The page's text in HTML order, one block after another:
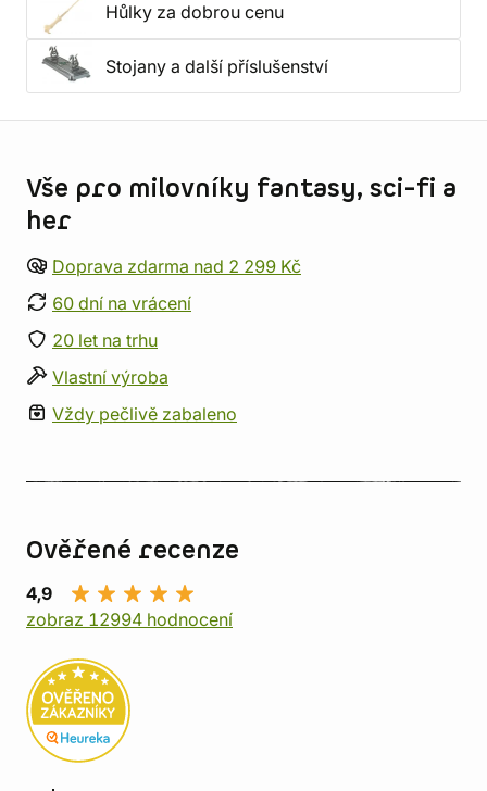
Hůlky za dobrou cenu
Stojany a další příslušenství
Vše pro milovníky fantasy, sci-fi a
her
Doprava zdarma nad 2 299 Kč
60 dní na vrácení
20 let na trhu
Vlastní výroba
Vždy pečlivě zabaleno
Ověřené recenze
4,9
zobraz 12994 hodnocení